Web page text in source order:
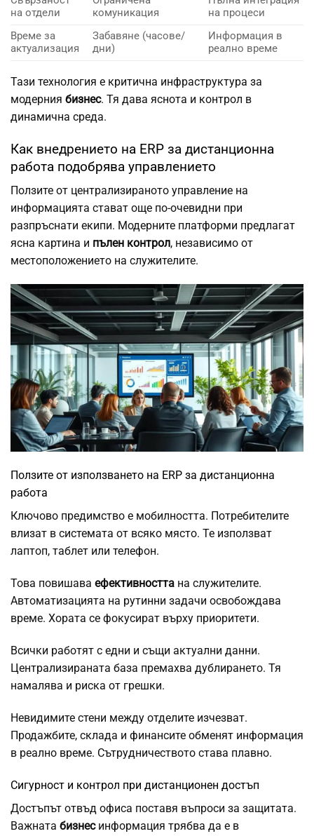
на отдели
комуникация
на процеси
Време за
актуализация
Забавяне (часове/
дни)
Информация в
реално време
Тази технология е критична инфраструктура за
модерния бизнес. Тя дава яснота и контрол в
динамична среда.
Как внедрението на ERP за дистанционна
работа подобрява управлението
Ползите от централизираното управление на
информацията стават още по-очевидни при
разпръснати екипи. Модерните платформи предлагат
ясна картина и пълен контрол, независимо от
местоположението на служителите.
Ползите от използването на ERP за дистанционна
работа
Ключово предимство е мобилността. Потребителите
влизат в системата от всяко място. Те използват
лаптоп, таблет или телефон.
Това повишава ефективността на служителите.
Автоматизацията на рутинни задачи освобождава
време. Хората се фокусират върху приоритети.
Всички работят с едни и същи актуални данни.
Централизираната база премахва дублирането. Тя
намалява и риска от грешки.
Невидимите стени между отделите изчезват.
Продажбите, склада и финансите обменят информация
в реално време. Сътрудничеството става плавно.
Сигурност и контрол при дистанционен достъп
Достъпът отвъд офиса поставя въпроси за защитата.
Важната бизнесинформация трябва да е в